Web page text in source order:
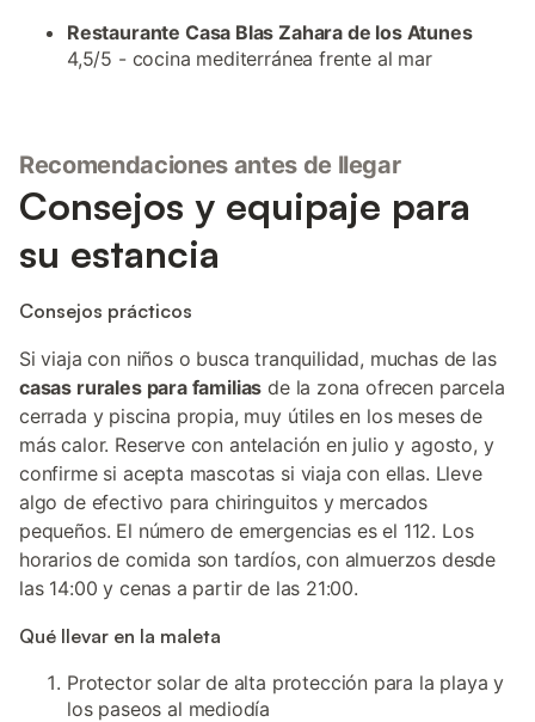
Restaurante Casa Blas Zahara de los Atunes
4,5/5 - cocina mediterránea frente al mar
Recomendaciones antes de llegar
Consejos y equipaje para
su estancia
Consejos prácticos
Si viaja con niños o busca tranquilidad, muchas de las
casas rurales para familias de la zona ofrecen parcela
cerrada y piscina propia, muy útiles en los meses de
más calor. Reserve con antelación en julio y agosto, y
confirme si acepta mascotas si viaja con ellas. Lleve
algo de efectivo para chiringuitos y mercados
pequeños. El número de emergencias es el 112. Los
horarios de comida son tardíos, con almuerzos desde
las 14:00 y cenas a partir de las 21:00.
Qué llevar en la maleta
Protector solar de alta protección para la playa y
los paseos al mediodía